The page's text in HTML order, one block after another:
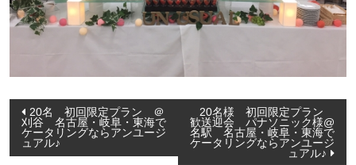
投
稿
ナ
20名 初回限定プラン ＠
刈谷 名古屋・岐阜・東海で
ケータリングならアンユージ
ュアル♪
20名様 初回限定プラン
歓送迎会 パナソニック様@
名駅 名古屋・岐阜・東海で
ケータリングならアンユージ
ュアル♪